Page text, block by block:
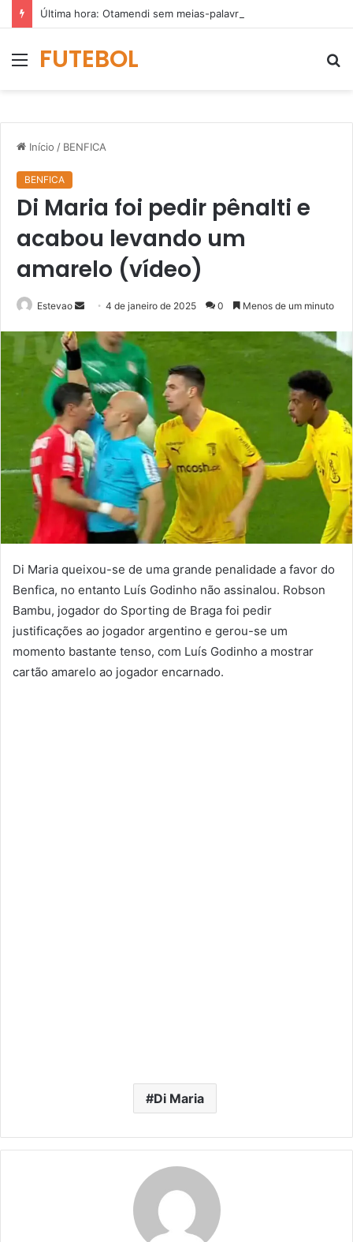
MenuFUTEBOL
Início / BENFICA
BENFICA
Di Maria foi pedir pênalti e
acabou levando um
amarelo (vídeo)
Estevao
Mande
e-
mail
4 de janeiro de 2025 0 Menos de um minuto
Di Maria queixou-se de uma grande penalidade a favor do
Benfica, no entanto Luís Godinho não assinalou. Robson
Bambu, jogador do Sporting de Braga foi pedir
justificações ao jogador argentino e gerou-se um
momento bastante tenso, com Luís Godinho a mostrar
cartão amarelo ao jogador encarnado.
Di Maria